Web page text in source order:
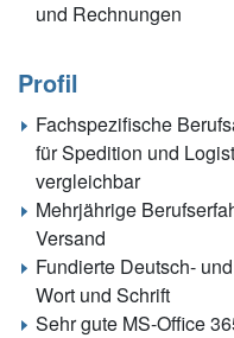
und Rechnungen
Profil
Fachspezifische
für Spedition und
vergleichbar
Mehrjährige
Versand
Fundierte Deutsch-
Wort und Schrift
Sehr gute MS-Office